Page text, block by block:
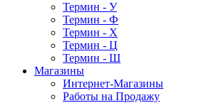
Термин - У
Термин - Ф
Термин - Х
Термин - Ц
Термин - Ш
Магазины
Интернет-Магазины
Работы на Продажу